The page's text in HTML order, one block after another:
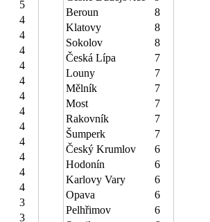
5
4
4
4
4
4
4
4
4
4
4
4
4
3
3
Beroun
8
Klatovy
8
Sokolov
8
Česká Lípa
7
Louny
7
Mělník
7
Most
7
Rakovník
7
Šumperk
7
Český Krumlov
6
Hodonín
6
Karlovy Vary
6
Opava
6
Pelhřimov
6